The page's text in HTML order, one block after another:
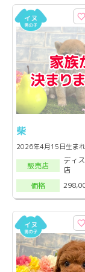
柴
2026年4月15日生まれ
販売店
ディ
店
価格